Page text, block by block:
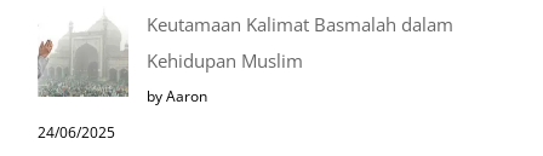
Keutamaan Kalimat Basmalah dalam
Kehidupan Muslim
by Aaron
24/06/2025